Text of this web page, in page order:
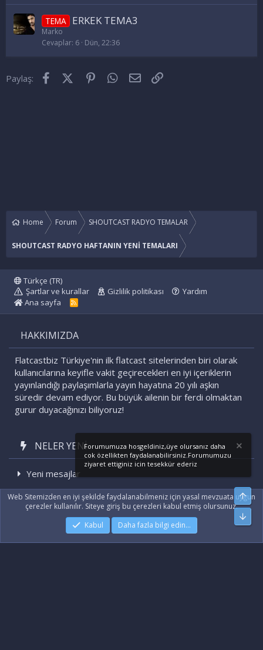
TEMA ERKEK TEMA3
Marko
Cevaplar 6 Dün, 22:36
Paylaş: FacebookX (Twitter)PinterestWhatsApp
E-posta
Home Forum SHOUTCAST RADYO TEMALAR
SHOUTCAST RADYO HAFTANIN YENİ TEMALARI
Türkçe (TR)
Şartlar ve kurallar
Gizlilik politikası
Yardım
Ana sayfa
R
HAKKIMIZDA
Flatcastbiz Türkiye'nin ilk flatcast sitelerinden biri olarak
kullanıcılarına keyifle vakit geçirecekleri en iyi içeriklerin
yayınlandığı paylaşımlarla yayın hayatına 20 yılı aşkın
süredir devam ediyor. Bu büyük ailenin bir ferdi olmaktan
gurur duyacağınızı biliyoruz!
NELER YENI
Yeni mesajlar
Son etkinlikler
© by ©XenTR Xenforo Theme© by ©XenTR
Forumumuza hosgeldiniz,üye olursanız daha
cok özellikten faydalanabilirsiniz.Forumumuzu
ziyaret ettiginiz icin tesekkür ederiz
Web Sitemizden en iyi şekilde faydalanabilmeniz için yasal mevzuata uygun
çerezler kullanılır. Siteye giriş bu çerezleri kabul etmiş olursunuz.
Kabul
Daha fazla bilgi edin…
Üst
Alt